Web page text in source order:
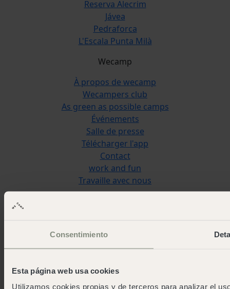
Consentimiento
Esta página web usa cookies
Utilizamos cookies propias y de terceros para analizar el
Reserva Alecrim
Jávea
Pedraforca
L'Escala Punta Milà
Wecamp
À propos de wecamp
Wecampers club
As green as possible camps
Événements
Salle de presse
Télécharger l'app
Contact
work and fun
Travaille avec nous
+34 900 056 003
info@wecamp.net
Suivez nous